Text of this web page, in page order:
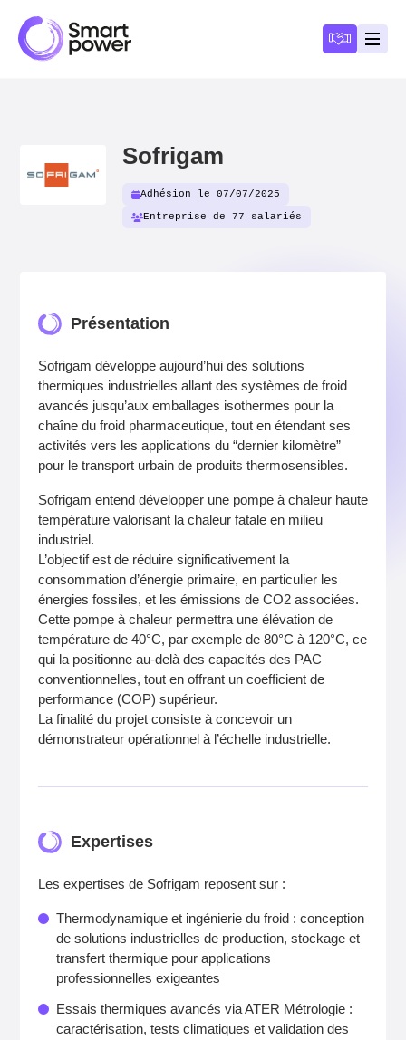
Devenir
Sofrigam
Adhésion le 07/07/2025
Entreprise de 77 salariés
Présentation
Sofrigam développe aujourd’hui des solutions
thermiques industrielles allant des systèmes de froid
avancés jusqu’aux emballages isothermes pour la
chaîne du froid pharmaceutique, tout en étendant ses
activités vers les applications du “dernier kilomètre”
pour le transport urbain de produits thermosensibles.
Sofrigam entend développer une pompe à chaleur haute
température valorisant la chaleur fatale en milieu
industriel.
L’objectif est de réduire significativement la
consommation d’énergie primaire, en particulier les
énergies fossiles, et les émissions de CO2 associées.
Cette pompe à chaleur permettra une élévation de
température de 40°C, par exemple de 80°C à 120°C, ce
qui la positionne au-delà des capacités des PAC
conventionnelles, tout en offrant un coefficient de
performance (COP) supérieur.
La finalité du projet consiste à concevoir un
démonstrateur opérationnel à l’échelle industrielle.
Expertises
Les expertises de Sofrigam reposent sur :
Thermodynamique et ingénierie du froid : conception
de solutions industrielles de production, stockage et
transfert thermique pour applications
professionnelles exigeantes
Essais thermiques avancés via ATER Métrologie :
caractérisation, tests climatiques et validation des